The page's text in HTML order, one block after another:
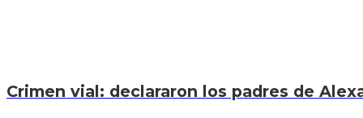
Crimen vial: declararon los padres de